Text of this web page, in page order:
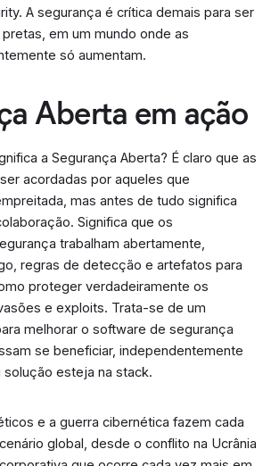
A segurança é crítica demais para ser
em um mundo onde as
só aumentam.
Aberta em ação
a Segurança Aberta? É claro que as
acordadas por aqueles que
mas antes de tudo significa
Significa que os
trabalham abertamente,
regras de detecção e artefatos para
proteger verdadeiramente os
e exploits. Trata-se de um
melhorar o software de segurança
se beneficiar, independentemente
esteja na stack.
e a guerra cibernética fazem cada
global, desde o conflito na Ucrânia